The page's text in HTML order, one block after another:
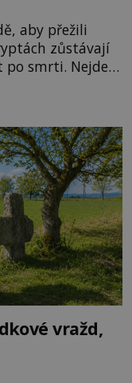
aby přežili
zůstávají
Nejde
ani o černou
příroda, a
seschlé
A české mum
vražd,